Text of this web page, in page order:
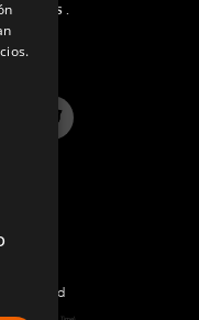
Twitter
reserved